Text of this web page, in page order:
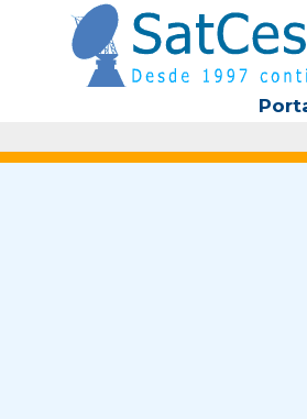
contenido